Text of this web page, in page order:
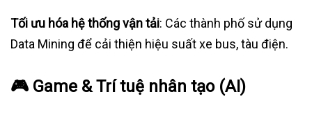
Tối ưu hóa hệ thống vận tải: Các thành phố sử dụng
Data Mining để cải thiện hiệu suất xe bus, tàu điện.
🎮 Game & Trí tuệ nhân tạo (AI)